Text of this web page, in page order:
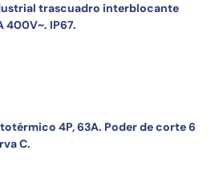
trascuadro interblocante
400V~. IP67.
4P, 63A. Poder de corte 6
C.